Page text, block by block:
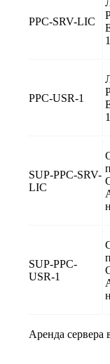
PPC-SRV-LIC
PPC-USR-1
SUP-PPC-SRV-
LIC
SUP-PPC-
USR-1
Аренда сервера